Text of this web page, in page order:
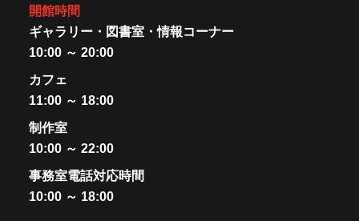
開館時間
ギャラリー・図書室・情報コーナー
10:00 ～ 20:00
カフェ
11:00 ～ 18:00
制作室
10:00 ～ 22:00
事務室電話対応時間
10:00 ～ 18:00